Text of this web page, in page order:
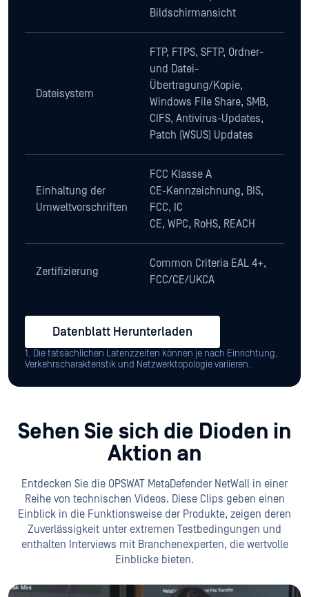
Bildschirmansicht
Dateisystem
FTP, FTPS, SFTP, Ordner-
und Datei-
Übertragung/Kopie,
Windows File Share, SMB,
CIFS, Antivirus-Updates,
Patch (WSUS) Updates
Einhaltung der
Umweltvorschriften
FCC Klasse A
CE-Kennzeichnung, BIS,
FCC, IC
CE, WPC, RoHS, REACH
Zertifizierung
Common Criteria EAL 4+,
FCC/CE/UKCA
Datenblatt Herunterladen
1. Die tatsächlichen Latenzzeiten können je nach Einrichtung,
Verkehrscharakteristik und Netzwerktopologie variieren.
Sehen Sie sich die Dioden in
Aktion an
Entdecken Sie die OPSWAT MetaDefender NetWall in einer
Reihe von technischen Videos. Diese Clips geben einen
Einblick in die Funktionsweise der Produkte, zeigen deren
Zuverlässigkeit unter extremen Testbedingungen und
enthalten Interviews mit Branchenexperten, die wertvolle
Einblicke bieten.